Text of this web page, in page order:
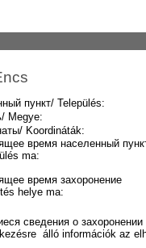
пункт/ Település:
Megye:
Koordináták:
время населенный
ma:
время захоронение
helye ma:
сведения о захоронении
álló információk az